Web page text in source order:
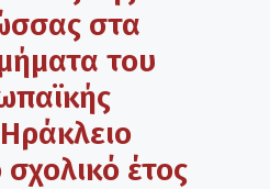
στα
του
έτος